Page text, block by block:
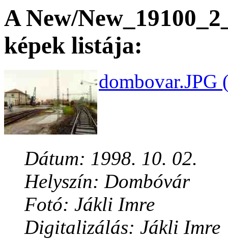
A New/
képek listája:
dombovar.JPG
Dátum: 1998. 10. 02.
Helyszín: Dombóvár
Fotó: Jákli Imre
Digitalizálás: Jákli Imre